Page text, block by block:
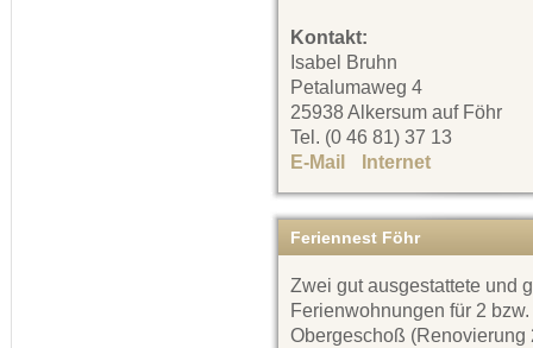
Kontakt:
Isabel Bruhn
Petalumaweg 4
25938 Alkersum auf Föhr
Tel. (0 46 81) 37 13
E-Mail
Internet
Feriennest Föhr
Zwei gut ausgestattete und
Ferienwohnungen für 2
Obergeschoß (Renovierung